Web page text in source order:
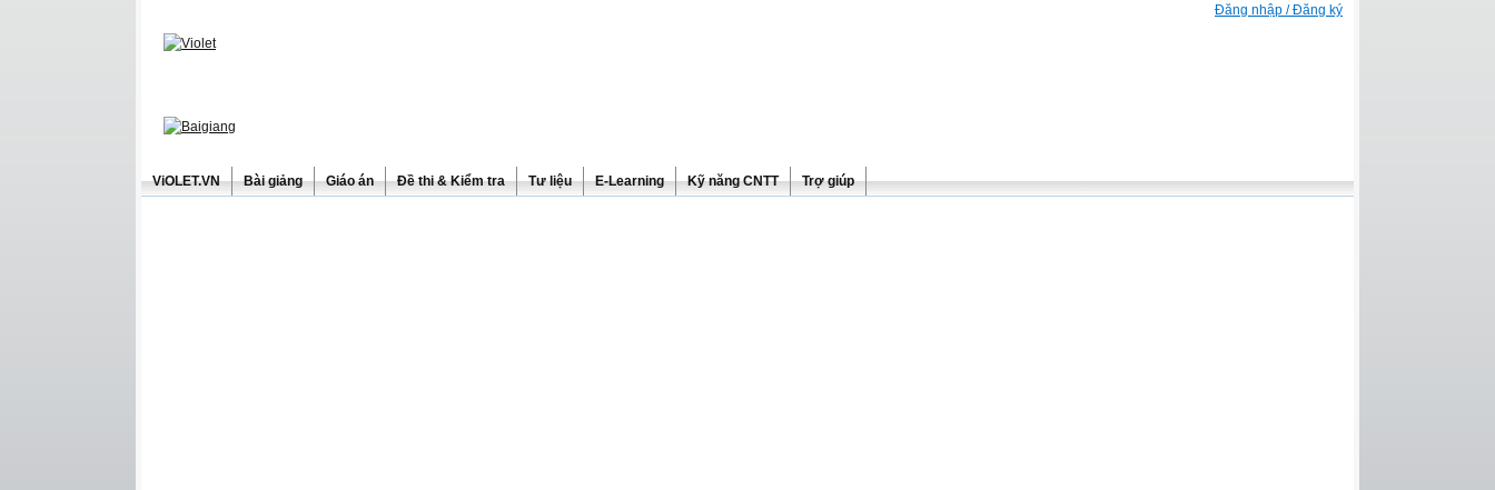
Đăng nhập / Đăng ký
ViOLET.VN Bài giảng Giáo án Đề thi & Kiểm tra Tư liệu E-Learning Kỹ năng CNTT Trợ giúp